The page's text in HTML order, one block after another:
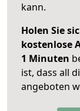
kann.
Holen Sie
kostenlose
1 Minuten
ist, dass all
angeboten